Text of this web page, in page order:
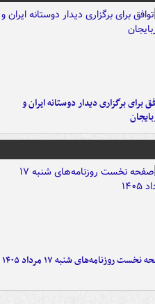
برای برگزاری دیدار دوستانه ایران و
نخست روزنامه‌های شنبه ۱۷ مرداد ۱۴۰۵